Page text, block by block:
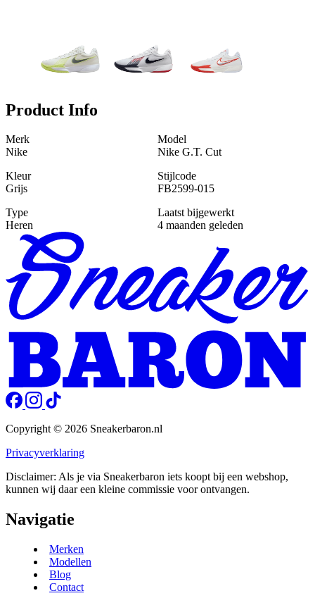
Product Info
Merk
Nike
Model
Nike G.T. Cut
Kleur
Grijs
Stijlcode
FB2599-015
Type
Heren
Laatst bijgewerkt
4 maanden geleden
Copyright © 2026 Sneakerbaron.nl
Privacyverklaring
Disclaimer: Als je via Sneakerbaron iets koopt bij een webshop,
kunnen wij daar een kleine commissie voor ontvangen.
Navigatie
Merken
Modellen
Blog
Contact